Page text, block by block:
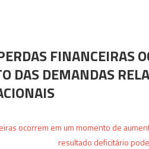
FINANCEIRAS
DAS DEMANDAS